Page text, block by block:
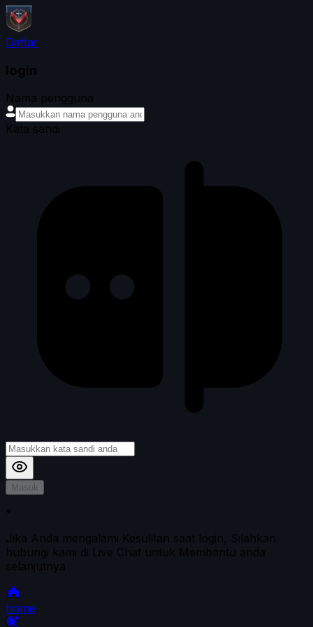
Daftar
login
Nama pengguna
Kata sandi
Masuk
*
Jika Anda mengalami Kesulitan saat login, Silahkan
hubungi kami di Live Chat untuk Membantu anda
selanjutnya
home